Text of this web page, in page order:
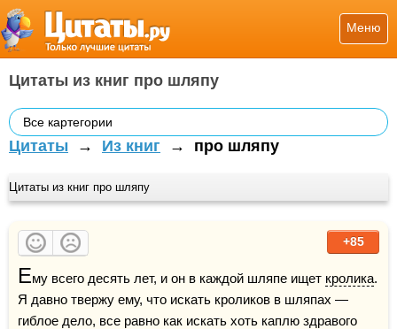
Меню
Цитаты из книг про шляпу
Все картегории
Цитаты → Из книг → про шляпу
Цитаты из книг про шляпу
+85
Ему всего десять лет, и он в каждой шляпе ищет кролика.
Я давно твержу ему, что искать кроликов в шляпах —
гиблое дело, все равно как искать хоть каплю здравого